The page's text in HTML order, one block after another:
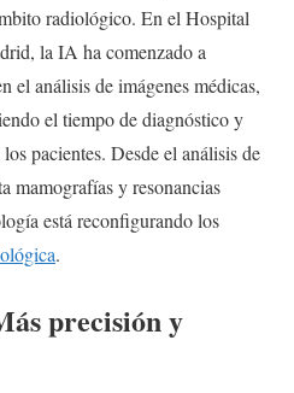
radiológico. En el Hospital
la IA ha comenzado a
el análisis de imágenes médicas,
el tiempo de diagnóstico y
pacientes. Desde el análisis de
mamografías y resonancias
está reconfigurando los
.
precisión y